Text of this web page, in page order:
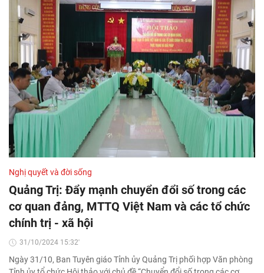
Nghị quyết và đời sống
Quảng Trị: Đẩy mạnh chuyển đổi số trong các
cơ quan đảng, MTTQ Việt Nam và các tổ chức
chính trị - xã hội
31/10/2024 15:32'
Ngày 31/10, Ban Tuyên giáo Tỉnh ủy Quảng Trị phối hợp Văn phòng